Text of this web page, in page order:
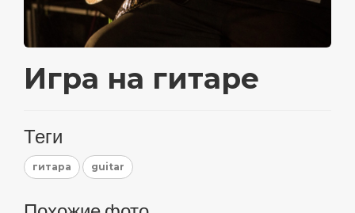
Игра на гитаре
Теги
гитара guitar